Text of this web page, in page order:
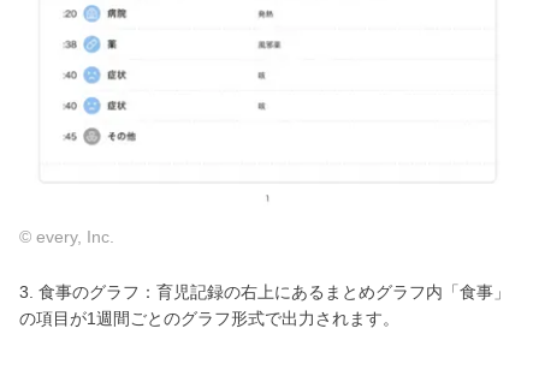
© every, Inc.
3. 食事のグラフ：育児記録の右上にあるまとめグラフ内「食事」
の項目が1週間ごとのグラフ形式で出力されます。